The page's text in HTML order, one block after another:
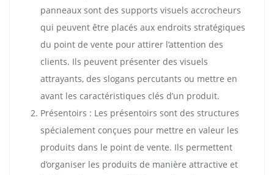
panneaux sont des supports visuels accrocheurs
qui peuvent être placés aux endroits stratégiques
du point de vente pour attirer l’attention des
clients. Ils peuvent présenter des visuels
attrayants, des slogans percutants ou mettre en
avant les caractéristiques clés d’un produit.
Présentoirs : Les présentoirs sont des structures
spécialement conçues pour mettre en valeur les
produits dans le point de vente. Ils permettent
d’organiser les produits de manière attractive et